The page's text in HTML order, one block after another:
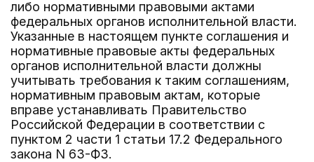
либо нормативными правовыми актами
федеральных органов исполнительной власти.
Указанные в настоящем пункте соглашения и
нормативные правовые акты федеральных
органов исполнительной власти должны
учитывать требования к таким соглашениям,
нормативным правовым актам, которые
вправе устанавливать Правительство
Российской Федерации в соответствии с
пунктом 2 части 1 статьи 17.2 Федерального
закона N 63-ФЗ.